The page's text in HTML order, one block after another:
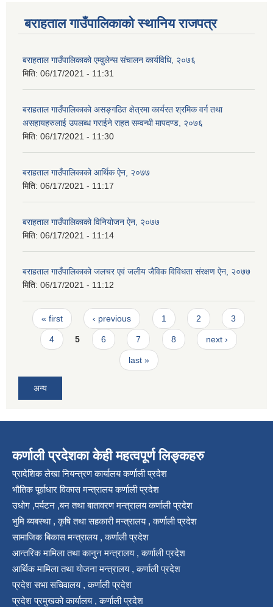
बराहताल गाउँपालिकाको स्थानिय राजपत्र
बराहताल गाउँपालिकाको एम्वुलेन्स संचालन कार्यविधि, २०७६
मिति: 06/17/2021 - 11:31
बराहताल गाउँपालिकाको असङ्गठित क्षेत्रमा कार्यरत श्रमिक वर्ग तथा
असहायहरुलाई उपलब्ध गराईने राहत सम्वन्धी मापदण्ड, २०७६
मिति: 06/17/2021 - 11:30
बराहताल गाउँपालिकाको आर्थिक ऐन, २०७७
मिति: 06/17/2021 - 11:17
बराहताल गाउँपालिकाको विनियोजन ऐन, २०७७
मिति: 06/17/2021 - 11:14
बराहताल गाउँपालिकाको जलचर एवं जलीय जैविक विविधता संरक्षण ऐन, २०७७
मिति: 06/17/2021 - 11:12
Pages
« first ‹ previous 1 2 3
4 5 6 7 8 next ›
last »
अन्य
कर्णाली प्रदेशका केही महत्वपूर्ण लिङ्कहरु
प्रादेशिक लेखा नियन्त्रण कार्यालय कर्णाली प्रदेश
भौतिक पूर्वाधार विकास मन्त्रालय कर्णाली प्रदेश
उधोग ,पर्यटन ,बन तथा बातावरण मन्त्रालय कर्णाली प्रदेश
भुमि ब्यबस्था , कृषि तथा सहकारी मन्त्रालय , कर्णाली प्रदेश
सामाजिक बिकास मन्त्रालय , कर्णाली प्रदेश
आन्तरिक मामिला तथा कानुन मन्त्रालय , कर्णाली प्रदेश
आर्थिक मामिला तथा योजना मन्त्रालय , कर्णाली प्रदेश
प्रदेश सभा सचिवालय , कर्णाली प्रदेश
प्रदेश प्रमुखको कार्यालय , कर्णाली प्रदेश